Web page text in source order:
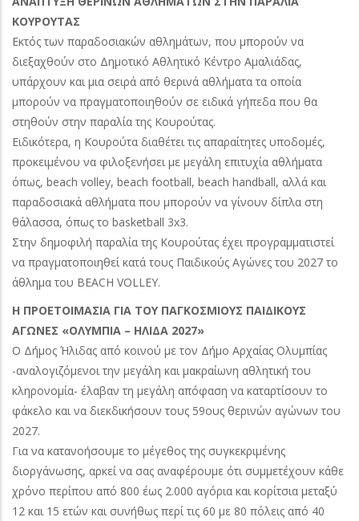
ΚΟΥΡΟΥΤΑΣ
Εκτός των παραδοσιακών αθλημάτων, που μπορούν να
διεξαχθούν στο Δημοτικό Αθλητικό Κέντρο Αμαλιάδας,
υπάρχουν και μια σειρά από θερινά αθλήματα τα οποία
μπορούν να πραγματοποιηθούν σε ειδικά γήπεδα που θα
στηθούν στην παραλία της Κουρούτας.
Ειδικότερα, η Κουρούτα διαθέτει τις απαραίτητες υποδομές,
προκειμένου να φιλοξενήσει με μεγάλη επιτυχία αθλήματα
όπως, beach volley, beach football, beach handball, αλλά και
παραδοσιακά αθλήματα που μπορούν να γίνουν δίπλα στη
θάλασσα, όπως το basketball 3x3.
Στην δημοφιλή παραλία της Κουρούτας έχει προγραμματιστεί
να πραγματοποιηθεί κατά τους Παιδικούς Αγώνες του 2027 το
άθλημα του BEACH VOLLEY.
Η ΠΡΟΕΤΟΙΜΑΣΙΑ ΓΙΑ ΤΟΥ ΠΑΓΚΟΣΜΙΟΥΣ ΠΑΙΔΙΚΟΥΣ
ΑΓΩΝΕΣ «ΟΛΥΜΠΙΑ – ΗΛΙΔΑ 2027»
Ο Δήμος Ήλιδας από κοινού με τον Δήμο Αρχαίας Ολυμπίας
-αναλογιζόμενοι την μεγάλη και μακραίωνη αθλητική του
κληρονομία- έλαβαν τη μεγάλη απόφαση να καταρτίσουν το
φάκελο και να διεκδικήσουν τους 59ους θερινών αγώνων του
2027.
Για να κατανοήσουμε το μέγεθος της συγκεκριμένης
διοργάνωσης, αρκεί να σας αναφέρουμε ότι συμμετέχουν κάθε
χρόνο περίπου από 800 έως 2.000 αγόρια και κορίτσια μεταξύ
12 και 15 ετών και συνήθως περί τις 60 με 80 πόλεις από 40